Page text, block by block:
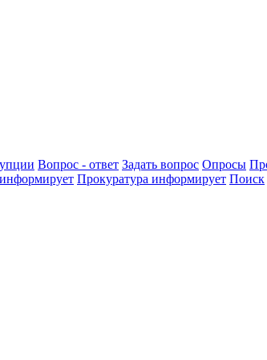
Вопрос - ответ Задать вопрос Опросы
информирует Прокуратура информирует Поиск